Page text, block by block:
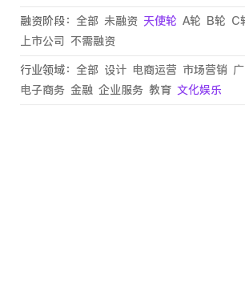
融资阶段： 全部 未融资 天使轮 A轮 B轮 C
上市公司 不需融资
行业领域： 全部 设计 电商运营 市场营销
电子商务 金融 企业服务 教育 文化娱乐